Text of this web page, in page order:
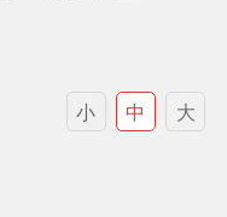
小 中 大